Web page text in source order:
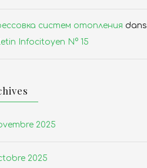
систем отопления dans
Infocitoyen N° 15
2025
2025